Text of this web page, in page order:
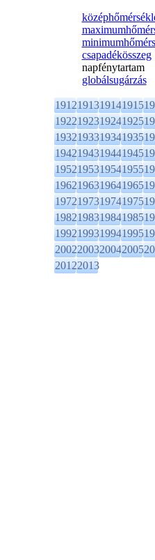
csapadékösszeg
napfénytartam
globálsugárzás
1912191319141915
1922192319241925
1932193319341935
1942194319441945
1952195319541955
1962196319641965
1972197319741975
1982198319841985
1992199319941995
2002200320042005
20122013